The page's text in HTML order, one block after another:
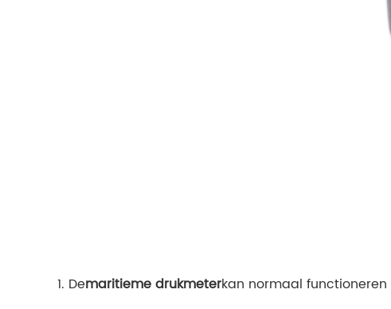
1. Demaritieme drukmeterkan normaal